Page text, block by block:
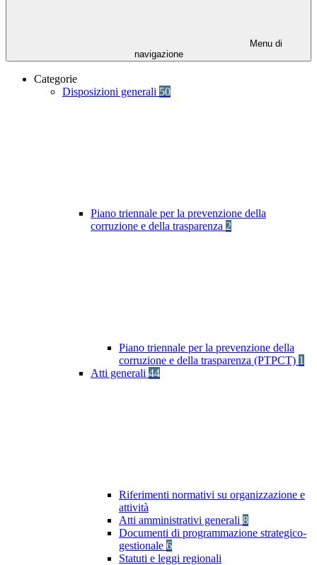
Menu di
navigazione
Categorie
Disposizioni generali 50
Piano triennale per la prevenzione della
corruzione e della trasparenza 2
Piano triennale per la prevenzione della
corruzione e della trasparenza (PTPCT) 1
Atti generali 44
Riferimenti normativi su organizzazione e
attività
Atti amministrativi generali 8
Documenti di programmazione strategico-
gestionale 6
Statuti e leggi regionali